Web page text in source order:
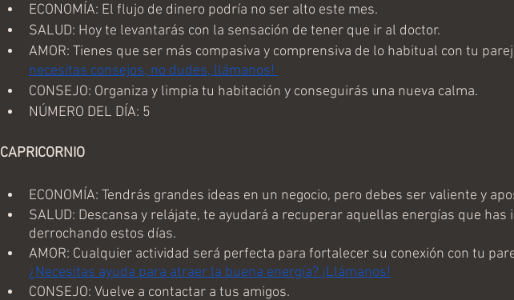
ECONOMÍA: El flujo de dinero podría no ser alto este mes.
SALUD: Hoy te levantarás con la sensación de tener que ir al doctor.
AMOR: Tienes que ser más compasiva y comprensiva de lo habitual con tu
necesitas consejos, no dudes, llámanos!
CONSEJO: Organiza y limpia tu habitación y conseguirás una nueva calma.
NÚMERO DEL DÍA: 5
CAPRICORNIO
ECONOMÍA: Tendrás grandes ideas en un negocio, pero debes ser valiente y
SALUD: Descansa y relájate, te ayudará a recuperar aquellas energías que has
derrochando estos días.
AMOR: Cualquier actividad será perfecta para fortalecer su conexión con tu
¿Necesitas ayuda para atraer la buena energía? ¡Llámanos!
CONSEJO: Vuelve a contactar a tus amigos.